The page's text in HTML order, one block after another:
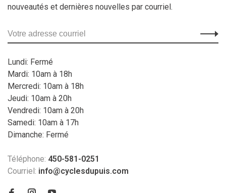
nouveautés et dernières nouvelles par courriel.
Lundi: Fermé
Mardi: 10am à 18h
Mercredi: 10am à 18h
Jeudi: 10am à 20h
Vendredi: 10am à 20h
Samedi: 10am à 17h
Dimanche: Fermé
Téléphone: 450-581-0251
Courriel: info@cyclesdupuis.com